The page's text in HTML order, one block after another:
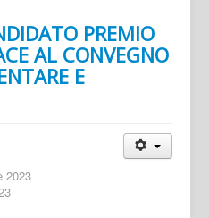
PREMIO
AL CONVEGNO
E
2023